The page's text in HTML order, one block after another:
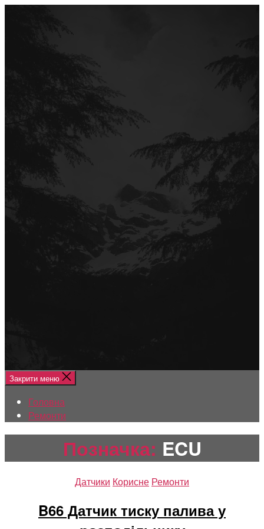
Закрити меню
Головна
Ремонти
Позначка: ECU
Категорії
Датчики Корисне Ремонти
B66 Датчик тиску палива у